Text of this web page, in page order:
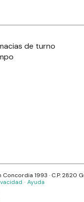
de turno
Concordia 1993 · C.P.2820
· Ayuda